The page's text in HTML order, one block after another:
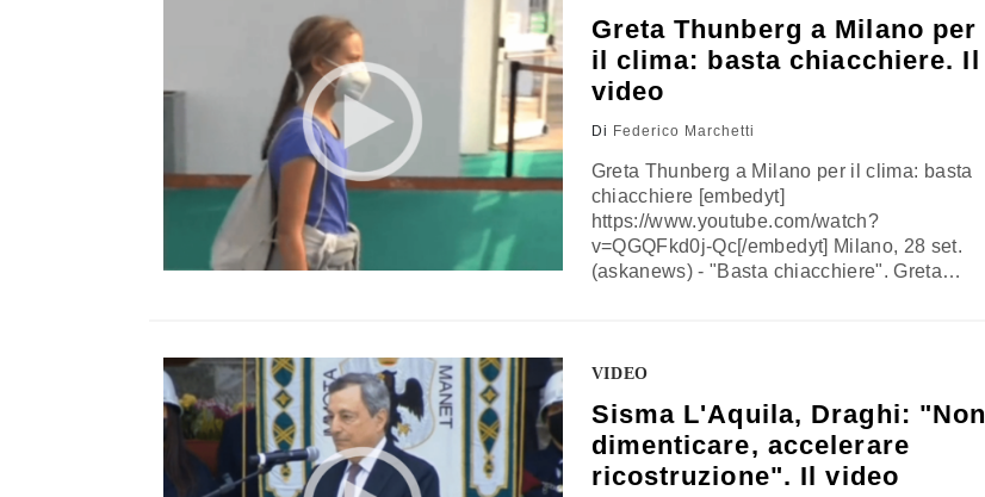
Greta Thunberg a Milano per
il clima: basta chiacchiere. Il
video
Di Federico Marchetti
Greta Thunberg a Milano per il clima: basta
chiacchiere [embedyt]
https://www.youtube.com/watch?
v=QGQFkd0j-Qc[/embedyt] Milano, 28 set.
(askanews) - "Basta chiacchiere". Greta
giorni di incontri fra circa 400 ragazzi tra i 15
della Convenzione dell'Onu sui…
VIDEO
Sisma L'Aquila, Draghi: "Non
dimenticare, accelerare
ricostruzione". Il video